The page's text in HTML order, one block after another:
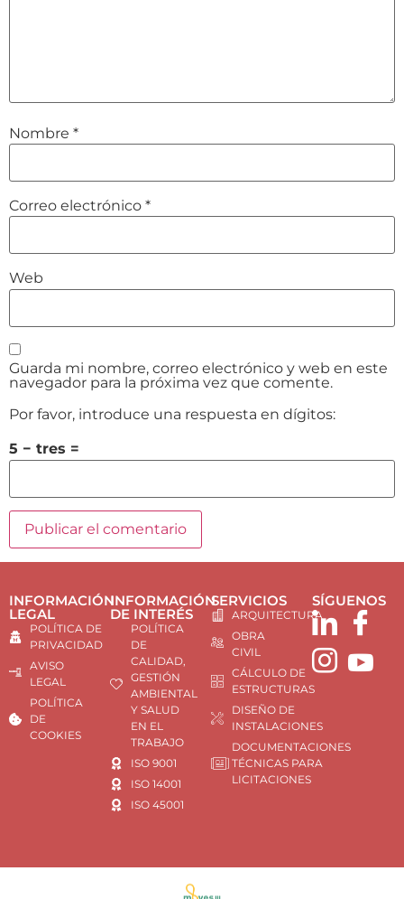
Nombre *
Correo electrónico *
Web
Guarda mi nombre, correo electrónico y web en este
navegador para la próxima vez que comente.
Por favor, introduce una respuesta en dígitos:
5 − tres =
INFORMACIÓN
LEGAL
POLÍTICA DE
PRIVACIDAD
AVISO
LEGAL
POLÍTICA
DE
COOKIES
INFORMACIÓN
DE INTERÉS
POLÍTICA
DE
CALIDAD,
GESTIÓN
AMBIENTAL
Y SALUD
EN EL
TRABAJO
ISO 9001
ISO 14001
ISO 45001
SERVICIOS
ARQUITECTURA
OBRA
CIVIL
CÁLCULO DE
ESTRUCTURAS
DISEÑO DE
INSTALACIONES
DOCUMENTACIONES
TÉCNICAS PARA
LICITACIONES
SÍGUENOS